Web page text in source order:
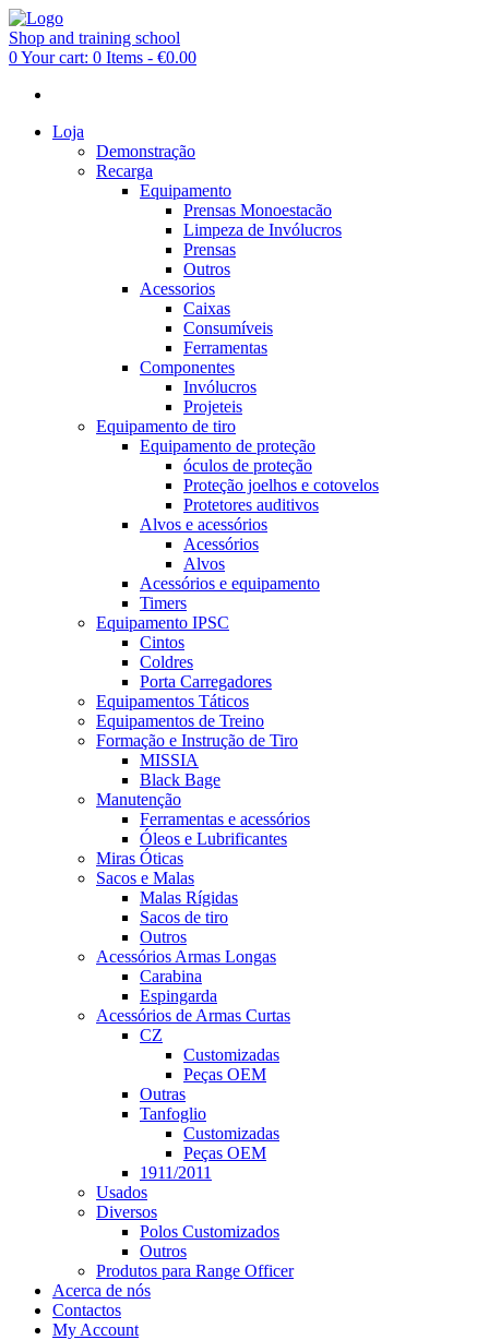
Shop and training school
0Your cart: 0 Items - €0.00
Loja
Demonstração
Recarga
Equipamento
Prensas Monoestacão
Limpeza de Invólucros
Prensas
Outros
Acessorios
Caixas
Consumíveis
Ferramentas
Componentes
Invólucros
Projeteis
Equipamento de tiro
Equipamento de proteção
óculos de proteção
Proteção joelhos e cotovelos
Protetores auditivos
Alvos e acessórios
Acessórios
Alvos
Acessórios e equipamento
Timers
Equipamento IPSC
Cintos
Coldres
Porta Carregadores
Equipamentos Táticos
Equipamentos de Treino
Formação e Instrução de Tiro
MISSIA
Black Bage
Manutenção
Ferramentas e acessórios
Óleos e Lubrificantes
Miras Óticas
Sacos e Malas
Malas Rígidas
Sacos de tiro
Outros
Acessórios Armas Longas
Carabina
Espingarda
Acessórios de Armas Curtas
CZ
Customizadas
Peças OEM
Outras
Tanfoglio
Customizadas
Peças OEM
1911/2011
Usados
Diversos
Polos Customizados
Outros
Produtos para Range Officer
Acerca de nós
Contactos
My Account